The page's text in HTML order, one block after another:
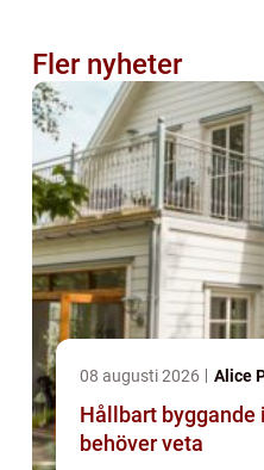
Fler nyheter
08 augusti 2026 Alice
Hållbart byggande
behöver veta